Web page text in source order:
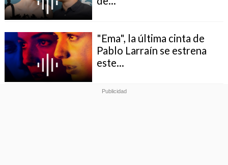
"Ema", la última cinta de
Pablo Larraín se estrena
este...